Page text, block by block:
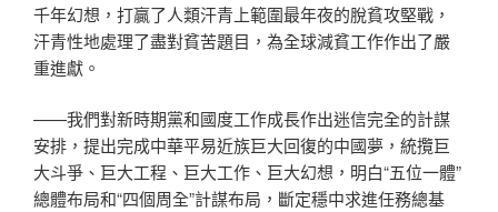
千年幻想，打贏了人類汗青上範圍最年夜的脫貧攻堅戰，
汗青性地處理了盡對貧苦題目，為全球減貧工作作出了嚴
重進獻。
——我們對新時期黨和國度工作成長作出迷信完全的計謀
安排，提出完成中華平易近族巨大回復的中國夢，統攬巨
大斗爭、巨大工程、巨大工作、巨大幻想，明白“五位一體”
總體布局和“四個周全”計謀布局，斷定穩中求進任務總基